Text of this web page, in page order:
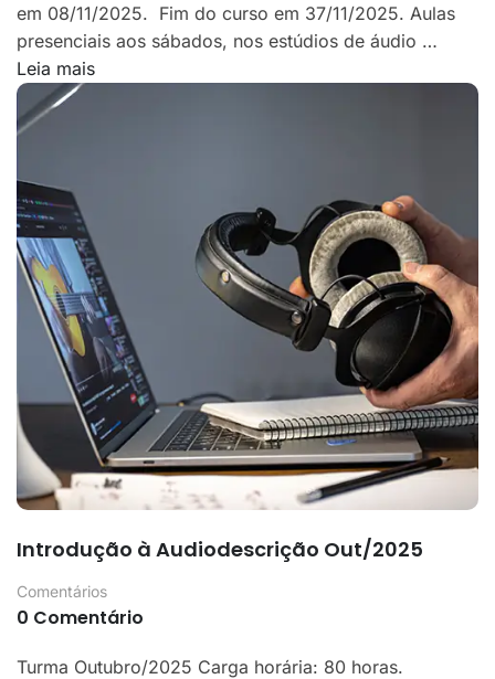
em 08/11/2025. Fim do curso em 37/11/2025. Aulas
presenciais aos sábados, nos estúdios de áudio …
Leia mais
Introdução à Audiodescrição Out/2025
Comentários
0 Comentário
Turma Outubro/2025 Carga horária: 80 horas.